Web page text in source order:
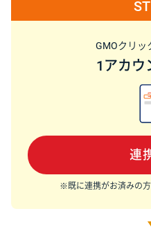
GMOクリッ
1アカウ
連
※既に連携がお済みの